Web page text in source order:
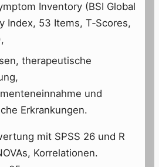
Inventory (BSI Global
Index, 53 Items, T‑Scores,
therapeutische
und
Erkrankungen.
mit SPSS 26 und R
Korrelationen.